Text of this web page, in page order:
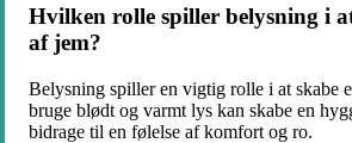
Hvilken rolle spiller belysning i
af jem?
Belysning spiller en vigtig rolle i at skabe
bruge blødt og varmt lys kan skabe en
bidrage til en følelse af komfort og ro.